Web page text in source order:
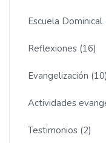
Escuela Dominical
Reflexiones (16)
Evangelización (10)
Actividades
Testimonios (2)